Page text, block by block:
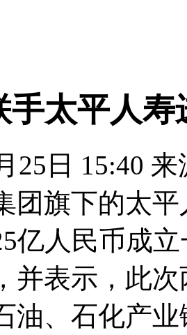
手太平人
25日 15:40
团旗下的太
亿人民币成
并表示，此
油、石化产